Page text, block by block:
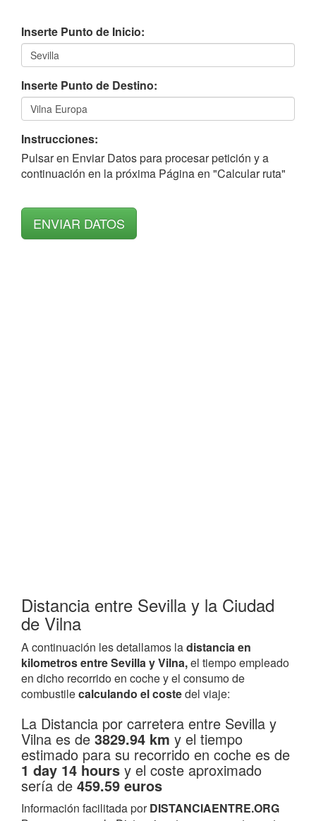
Inserte Punto de Inicio:
Inserte Punto de Destino:
Instrucciones:
Pulsar en Enviar Datos para procesar petición y a
continuación en la próxima Página en "Calcular ruta"
Distancia entre Sevilla y la Ciudad
de Vilna
A continuación les detallamos ladistancia en
kilometros entre Sevilla y Vilna,el tiempo empleado
en dicho recorrido en coche y el consumo de
combustilecalculando el costedel viaje:
La Distancia por carretera entre Sevilla y
Vilna es de 3829.94 km y el tiempo
estimado para su recorrido en coche es de
1 day 14 hours y el coste aproximado
sería de 459.59 euros
Información facilitada porDISTANCIAENTRE.ORG